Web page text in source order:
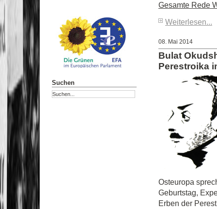
Gesamte Rede
Weiterlesen...
08. Mai 2014
Bulat
Perestroika
Osteuropa
Geburtstag,
Erben der
Suchen